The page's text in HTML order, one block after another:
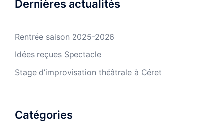
Dernières actualités
Rentrée saison 2025-2026
Idées reçues Spectacle
Stage d’improvisation théâtrale à Céret
Catégories